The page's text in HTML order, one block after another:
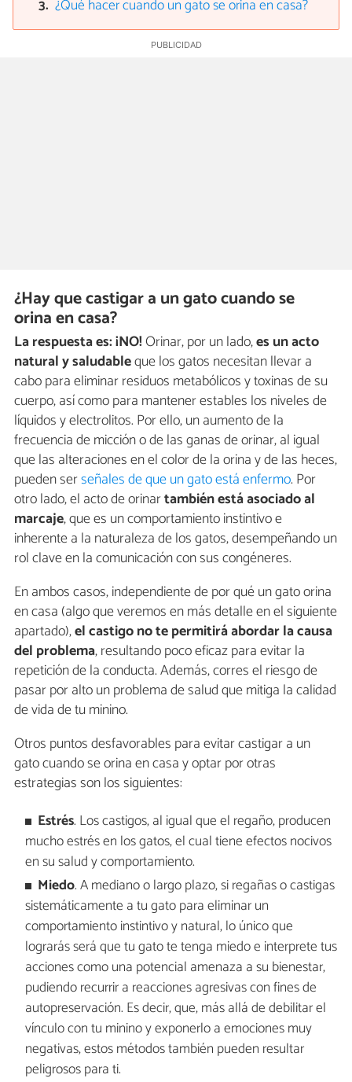
¿Qué hacer cuando un gato se orina en casa?
¿Hay que castigar a un gato cuando se
orina en casa?
La respuesta es: ¡NO!Orinar, por un lado,es unacto
natural y saludableque los gatos necesitan llevar a
cabo para eliminar residuos metabólicos y toxinas de su
cuerpo, así como para mantener estables los niveles de
líquidos y electrolitos. Por ello, un aumento de la
frecuencia de micción o de las ganas de orinar, al igual
que las alteraciones en el color de la orina y de las heces,
pueden serseñales de que un gato está enfermo. Por
otro lado, el acto de orinartambién está asociado al
marcaje, que es un comportamiento instintivo e
inherente a la naturaleza de los gatos, desempeñando un
rol clave en la comunicación con sus congéneres.
En ambos casos, independiente de por qué un gato orina
en casa (algo que veremos en más detalle en el siguiente
apartado),el castigo no te permitirá abordar la causa
del problema, resultando poco eficaz para evitar la
repetición de la conducta. Además, corres el riesgo de
pasar por alto un problema de salud que mitiga la calidad
de vida de tu minino.
Otros puntos desfavorables para evitar castigar a un
gato cuando se orina en casa y optar por otras
estrategias son los siguientes:
Estrés. Los castigos, al igual que el regaño, producen
mucho estrés en los gatos, el cual tiene efectos nocivos
en su salud y comportamiento.
Miedo. A mediano o largo plazo, si regañas o castigas
sistemáticamente a tu gato para eliminar un
comportamiento instintivo y natural, lo único que
lograrás será que tu gato te tenga miedo e interprete tus
acciones como una potencial amenaza a su bienestar,
pudiendo recurrir a reacciones agresivas con fines de
autopreservación. Es decir, que, más allá de debilitar el
vínculo con tu minino y exponerlo a emociones muy
negativas, estos métodos también pueden resultar
peligrosos para ti.